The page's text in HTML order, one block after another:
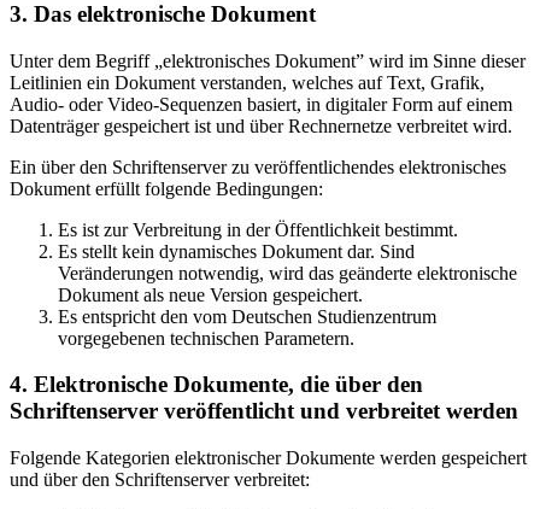
3. Das elektronische Dokument
Unter dem Begriff „elektronisches Dokument” wird im Sinne dieser
Leitlinien ein Dokument verstanden, welches auf Text, Grafik,
Audio- oder Video-Sequenzen basiert, in digitaler Form auf einem
Datenträger gespeichert ist und über Rechnernetze verbreitet wird.
Ein über den Schriftenserver zu veröffentlichendes elektronisches
Dokument erfüllt folgende Bedingungen:
Es ist zur Verbreitung in der Öffentlichkeit bestimmt.
Es stellt kein dynamisches Dokument dar. Sind
Veränderungen notwendig, wird das geänderte elektronische
Dokument als neue Version gespeichert.
Es entspricht den vom Deutschen Studienzentrum
vorgegebenen technischen Parametern.
4. Elektronische Dokumente, die über den
Schriftenserver veröffentlicht und verbreitet werden
Folgende Kategorien elektronischer Dokumente werden gespeichert
und über den Schriftenserver verbreitet: